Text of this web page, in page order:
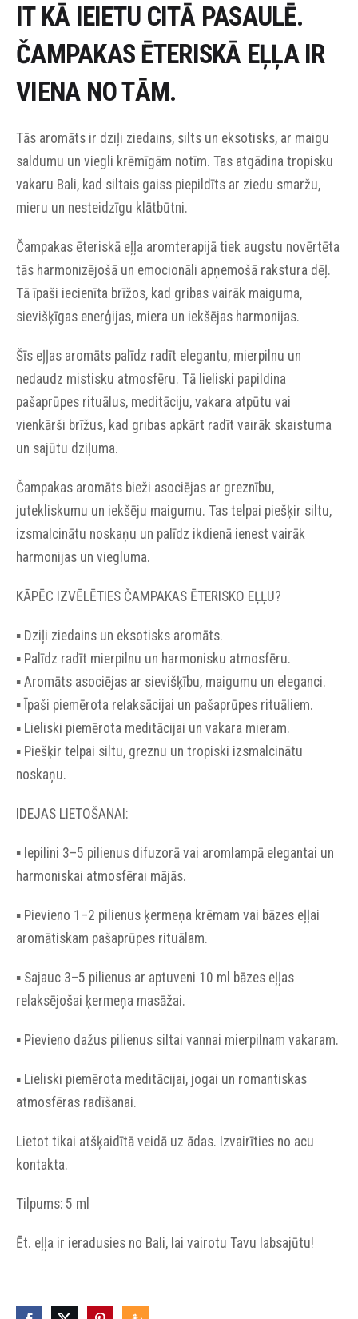
IT KĀ IEIETU CITĀ PASAULĒ.
ČAMPAKAS ĒTERISKĀ EĻĻA IR
VIENA NO TĀM.
Tās aromāts ir dziļi ziedains, silts un eksotisks, ar maigu
saldumu un viegli krēmīgām notīm. Tas atgādina tropisku
vakaru Bali, kad siltais gaiss piepildīts ar ziedu smaržu,
mieru un nesteidzīgu klātbūtni.
Čampakas ēteriskā eļļa aromterapijā tiek augstu novērtēta
tās harmonizējošā un emocionāli apņemošā rakstura dēļ.
Tā īpaši iecienīta brīžos, kad gribas vairāk maiguma,
sievišķīgas enerģijas, miera un iekšējas harmonijas.
Šīs eļļas aromāts palīdz radīt elegantu, mierpilnu un
nedaudz mistisku atmosfēru. Tā lieliski papildina
pašaprūpes rituālus, meditāciju, vakara atpūtu vai
vienkārši brīžus, kad gribas apkārt radīt vairāk skaistuma
un sajūtu dziļuma.
Čampakas aromāts bieži asociējas ar greznību,
jutekliskumu un iekšēju maigumu. Tas telpai piešķir siltu,
izsmalcinātu noskaņu un palīdz ikdienā ienest vairāk
harmonijas un viegluma.
KĀPĒC IZVĒLĒTIES ČAMPAKAS ĒTERISKO EĻĻU?
▪︎ Dziļi ziedains un eksotisks aromāts.
▪︎ Palīdz radīt mierpilnu un harmonisku atmosfēru.
▪︎ Aromāts asociējas ar sievišķību, maigumu un eleganci.
▪︎ Īpaši piemērota relaksācijai un pašaprūpes rituāliem.
▪︎ Lieliski piemērota meditācijai un vakara mieram.
▪︎ Piešķir telpai siltu, greznu un tropiski izsmalcinātu
noskaņu.
IDEJAS LIETOŠANAI:
▪︎ Iepilini 3–5 pilienus difuzorā vai aromlampā elegantai un
harmoniskai atmosfērai mājās.
▪︎ Pievieno 1–2 pilienus ķermeņa krēmam vai bāzes eļļai
aromātiskam pašaprūpes rituālam.
▪︎ Sajauc 3–5 pilienus ar aptuveni 10 ml bāzes eļļas
relaksējošai ķermeņa masāžai.
▪︎ Pievieno dažus pilienus siltai vannai mierpilnam vakaram.
▪︎ Lieliski piemērota meditācijai, jogai un romantiskas
atmosfēras radīšanai.
Lietot tikai atšķaidītā veidā uz ādas. Izvairīties no acu
kontakta.
Tilpums: 5 ml
Ēt. eļļa ir ieradusies no Bali, lai vairotu Tavu labsajūtu!